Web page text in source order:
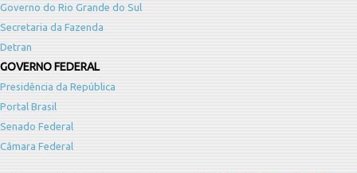
Governo do Rio Grande do Sul
Secretaria da Fazenda
Detran
GOVERNO FEDERAL
Presidência da República
Portal Brasil
Senado Federal
Câmara Federal